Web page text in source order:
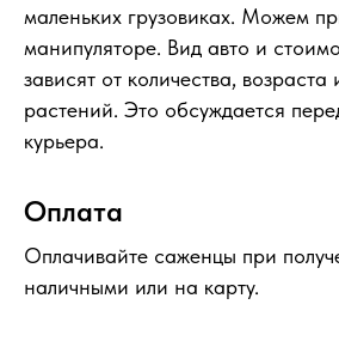
маленьких грузовиках. Можем
манипуляторе. Вид авто и
зависят от количества,
растений. Это обсуждается
курьера.
Оплата
Оплачивайте саженцы при
наличными или на карту.